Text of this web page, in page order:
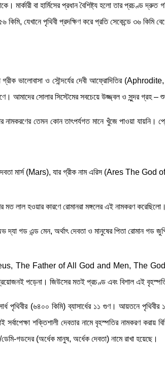
মার্কারী বা হার্মিসের প্রধান বৈশিষ্ট্য হলো তার প্রচণ্ড
যেখানে পৃথিবী প্রদক্ষিণ করে প্রতি সেকেন্ডে ৩৬ কিমি
বা গ্রীক ভালোবাসা ও সৌন্দর্যের দেবী আফ্রোদিতির
আমাদের সোলার সিস্টেমের সবচেয়ে উজ্জ্বল ও সুন্দর গ্রহ –
নামকরণের তেমন কোন তাৎপর্যগত মানে খুঁজে পাওয়া
মার্স (Mars), যার গ্রীক নাম এরিস (Ares The God of
মত লাল হওয়ার কারণে রোমানরা মঙ্গলের এই নামকরণ করেছিলো।
দ্যা গড এন্ড মেন, অর্থাৎ দেবতা ও মানুষের পিতা রোমান গড
The Father of All God and Men, The God
পড়েনা। জিউসের মতই প্রচণ্ড এবং বিশাল এই
পৃথিবীর (৬৪০০ কিমি) ব্যাসার্ধের ১১ গুণ। আয়তনে
শক্তিশালী দেবতার নামে বৃহস্পতির নামকরণ
গডদের (অর্ধেক মানুষ, অর্ধেক দেবতা) নামে রাখা হয়েছে।